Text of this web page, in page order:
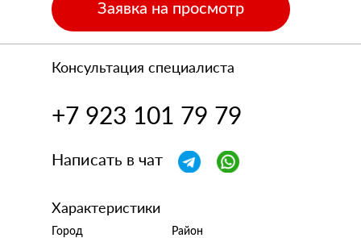
Район
Город
Характеристики
Написать в чат
+7 923 101 79 79
Консультация специалиста
Заявка на просмотр